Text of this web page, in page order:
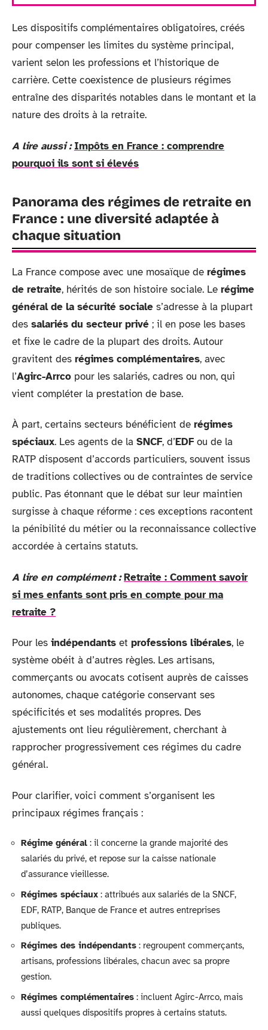
Les dispositifs complémentaires obligatoires, créés
pour compenser les limites du système principal,
varient selon les professions et l’historique de
carrière. Cette coexistence de plusieurs régimes
entraîne des disparités notables dans le montant et la
nature des droits à la retraite.
A lire aussi : Impôts en France : comprendre
pourquoi ils sont si élevés
Panorama des régimes de retraite en
France : une diversité adaptée à
chaque situation
La France compose avec une mosaïque de régimes
de retraite, hérités de son histoire sociale. Le régime
général de la sécurité sociale s’adresse à la plupart
des salariés du secteur privé ; il en pose les bases
et fixe le cadre de la plupart des droits. Autour
gravitent des régimes complémentaires, avec
l’Agirc-Arrco pour les salariés, cadres ou non, qui
vient compléter la prestation de base.
À part, certains secteurs bénéficient de régimes
spéciaux. Les agents de la SNCF, d’EDF ou de la
RATP disposent d’accords particuliers, souvent issus
de traditions collectives ou de contraintes de service
public. Pas étonnant que le débat sur leur maintien
surgisse à chaque réforme : ces exceptions racontent
la pénibilité du métier ou la reconnaissance collective
accordée à certains statuts.
A lire en complément : Retraite : Comment savoir
si mes enfants sont pris en compte pour ma
retraite ?
Pour les indépendants et professions libérales, le
système obéit à d’autres règles. Les artisans,
commerçants ou avocats cotisent auprès de caisses
autonomes, chaque catégorie conservant ses
spécificités et ses modalités propres. Des
ajustements ont lieu régulièrement, cherchant à
rapprocher progressivement ces régimes du cadre
général.
Pour clarifier, voici comment s’organisent les
principaux régimes français :
Régime général : il concerne la grande majorité des
salariés du privé, et repose sur la caisse nationale
d’assurance vieillesse.
Régimes spéciaux : attribués aux salariés de la SNCF,
EDF, RATP, Banque de France et autres entreprises
publiques.
Régimes des indépendants : regroupent commerçants,
artisans, professions libérales, chacun avec sa propre
gestion.
Régimes complémentaires : incluent Agirc-Arrco, mais
aussi quelques dispositifs propres à certains statuts.